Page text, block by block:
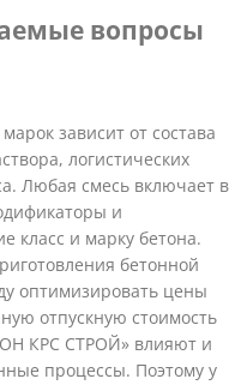
вопросы
зависит от состава
логистических
Любая смесь включает в
и
класс и марку бетона.
бетонной
оптимизировать цены
отпускную стоимость
КРС СТРОЙ» влияют и
процессы. Поэтому у